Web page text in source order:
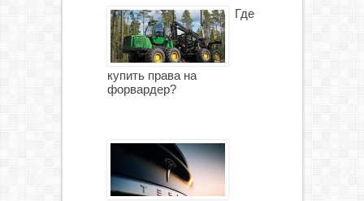
Где
купить права на
форвардер?